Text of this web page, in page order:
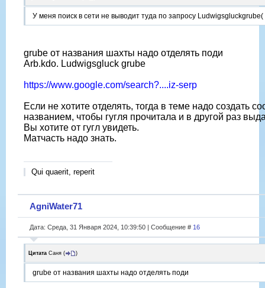
У меня поиск в сети не выводит туда по запросу Ludwigsgluckgrube(
grube от названия шахты надо отделять поди
Arb.kdo. Ludwigsgluck grube
https://www.google.com/search?....iz-serp
Если не хотите отделять, тогда в теме надо создать
названием, чтобы гугля прочитала и в другой раз
Вы хотите от гугл увидеть.
Матчасть надо знать.
Qui quaerit, reperit
AgniWater71
Дата: Среда, 31 Января 2024, 10:39:50 | Сообщение # 16
Цитата Саня ( )
grube от названия шахты надо отделять поди